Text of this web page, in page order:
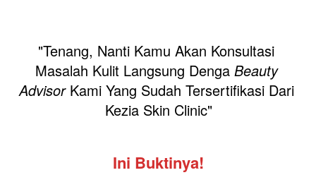
"Tenang, Nanti Kamu Akan Konsultasi
Masalah Kulit Langsung Denga Beauty
Advisor Kami Yang Sudah Tersertifikasi Dari
Kezia Skin Clinic"
Ini Buktinya!